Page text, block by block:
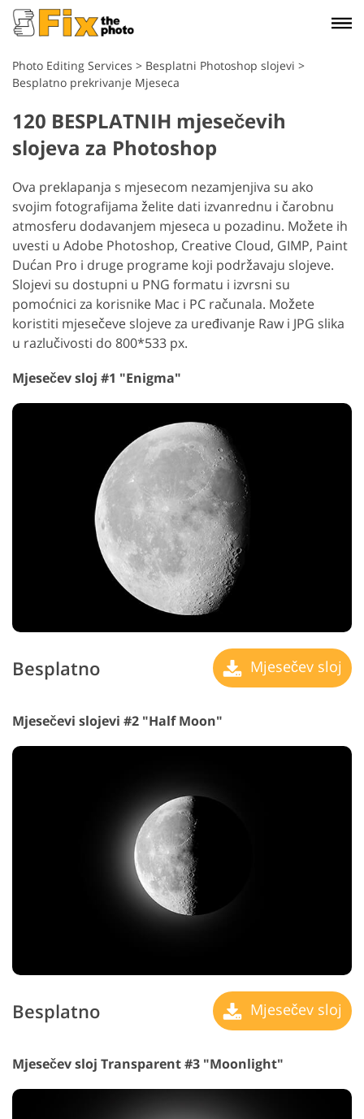
Photo Editing Services > Besplatni Photoshop slojevi >
Besplatno prekrivanje Mjeseca
120 BESPLATNIH mjesečevih
slojeva za Photoshop
Ova preklapanja s mjesecom nezamjenjiva su ako
svojim fotografijama želite dati izvanrednu i čarobnu
atmosferu dodavanjem mjeseca u pozadinu. Možete ih
uvesti u Adobe Photoshop, Creative Cloud, GIMP, Paint
Dućan Pro i druge programe koji podržavaju slojeve.
Slojevi su dostupni u PNG formatu i izvrsni su
pomoćnici za korisnike Mac i PC računala. Možete
koristiti mjesečeve slojeve za uređivanje Raw i JPG slika
u razlučivosti do 800*533 px.
Mjesečev sloj #1 "Enigma"
Besplatno Mjesečev sloj
Mjesečevi slojevi #2 "Half Moon"
Besplatno Mjesečev sloj
Mjesečev sloj Transparent #3 "Moonlight"